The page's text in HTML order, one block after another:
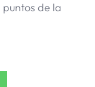
de la